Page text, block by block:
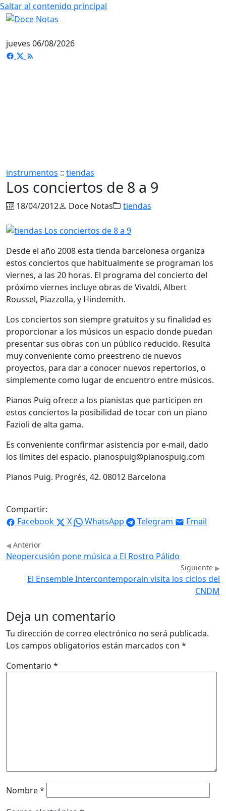
Saltar al contenido principal
jueves 06/08/2026
instrumentos :: tiendas
Los conciertos de 8 a 9
18/04/2012 Doce Notas tiendas
Desde el año 2008 esta tienda barcelonesa organiza
estos conciertos que habitualmente se programan los
viernes, a las 20 horas. El programa del concierto del
próximo viernes incluye obras de Vivaldi, Albert
Roussel, Piazzolla, y Hindemith.
Los conciertos son siempre gratuitos y su finalidad es
proporcionar a los músicos un espacio donde puedan
presentar sus obras con un público reducido. Resulta
muy conveniente como preestreno de nuevos
proyectos, para dar a conocer nuevos repertorios, o
simplemente como lugar de encuentro entre músicos.
Pianos Puig ofrece a los pianistas que participen en
estos conciertos la posibilidad de tocar con un piano
Fazioli de alta gama.
Es conveniente confirmar asistencia por e-mail, dado
los límites del espacio. pianospuig@pianospuig.com
Pianos Puig. Progrés, 42. 08012 Barcelona
Compartir:
Facebook
X WhatsApp Telegram Email
Anterior
Neopercusión pone música a El Rostro Pálido
Siguiente
El Ensemble Intercontemporain visita los ciclos del
CNDM
Deja un comentario
Tu dirección de correo electrónico no será publicada.
Los campos obligatorios están marcados con *
Comentario *
Nombre*